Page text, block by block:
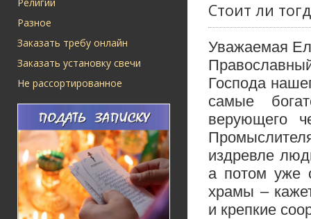
Разное
Заказать требу онлайн
Заказать установку свечи
Не рассортированное
Стоит ли
Уважаемая
Господа
самые
верующего
издревле
а потом уже
храмы –
и крепкие